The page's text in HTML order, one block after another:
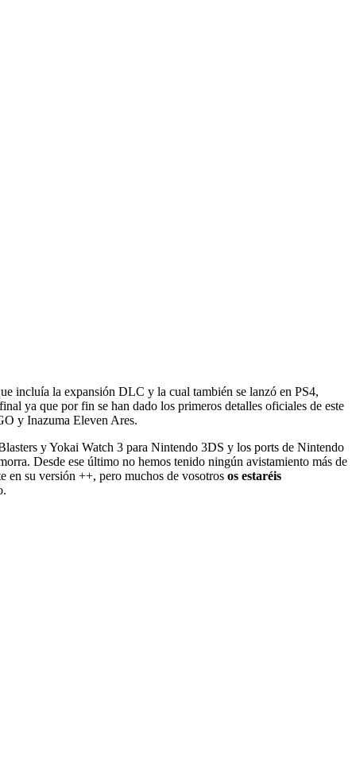
incluía la expansión DLC y la cual también se lanzó en PS4,
ya que por fin se han dado los primeros detalles oficiales de este
y Inazuma Eleven Ares.
y Yokai Watch 3 para Nintendo 3DS y los ports de Nintendo
Desde ese último no hemos tenido ningún avistamiento más de
en su versión ++, pero muchos de vosotros os estaréis
.